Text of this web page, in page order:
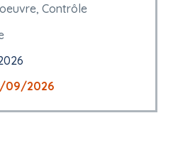
Contrôle
09/2026